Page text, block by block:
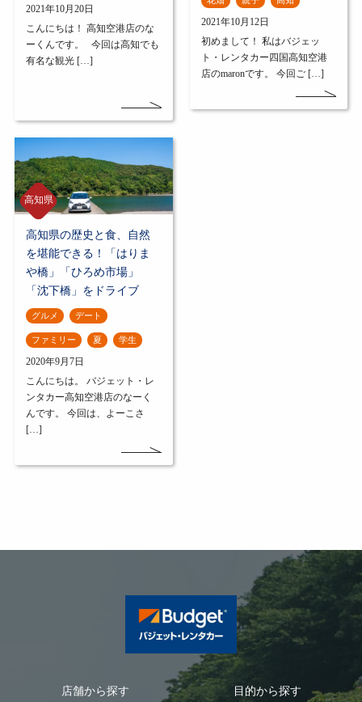
2021年10月20日
こんにちは！ 高知空港店のな
ーくんです。 今回は高知でも
有名な観光 […]
2021年10月12日
初めまして！ 私はバジェッ
ト・レンタカー四国高知空港
店のmaronです。 今回ご […]
高知県
高知県の歴史と食、自然
を堪能できる！「はりま
や橋」「ひろめ市場」
「沈下橋」をドライブ
グルメ デート
ファミリー 夏 学生
2020年9月7日
こんにちは。 バジェット・レ
ンタカー高知空港店のなーく
んです。 今回は、よーこさ
[…]
店舗から探す 目的から探す